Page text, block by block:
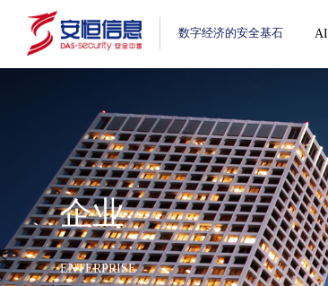
数字经济的安全基石
企业
ENTERPRISE